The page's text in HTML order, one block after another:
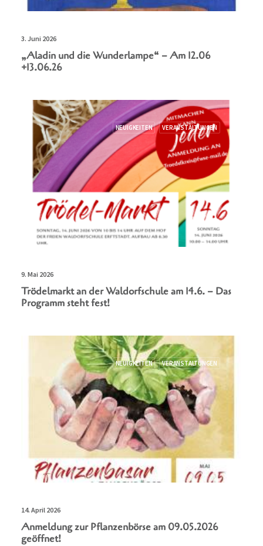
3. Juni 2026
„Aladin und die Wunderlampe“ – Am 12.06
+13.06.26
NEUIGKEITEN VERANSTALTUNGEN
9. Mai 2026
Trödelmarkt an der Waldorfschule am 14.6. – Das
Programm steht fest!
NEUIGKEITEN VERANSTALTUNGEN
14. April 2026
Anmeldung zur Pflanzenbörse am 09.05.2026
geöffnet!